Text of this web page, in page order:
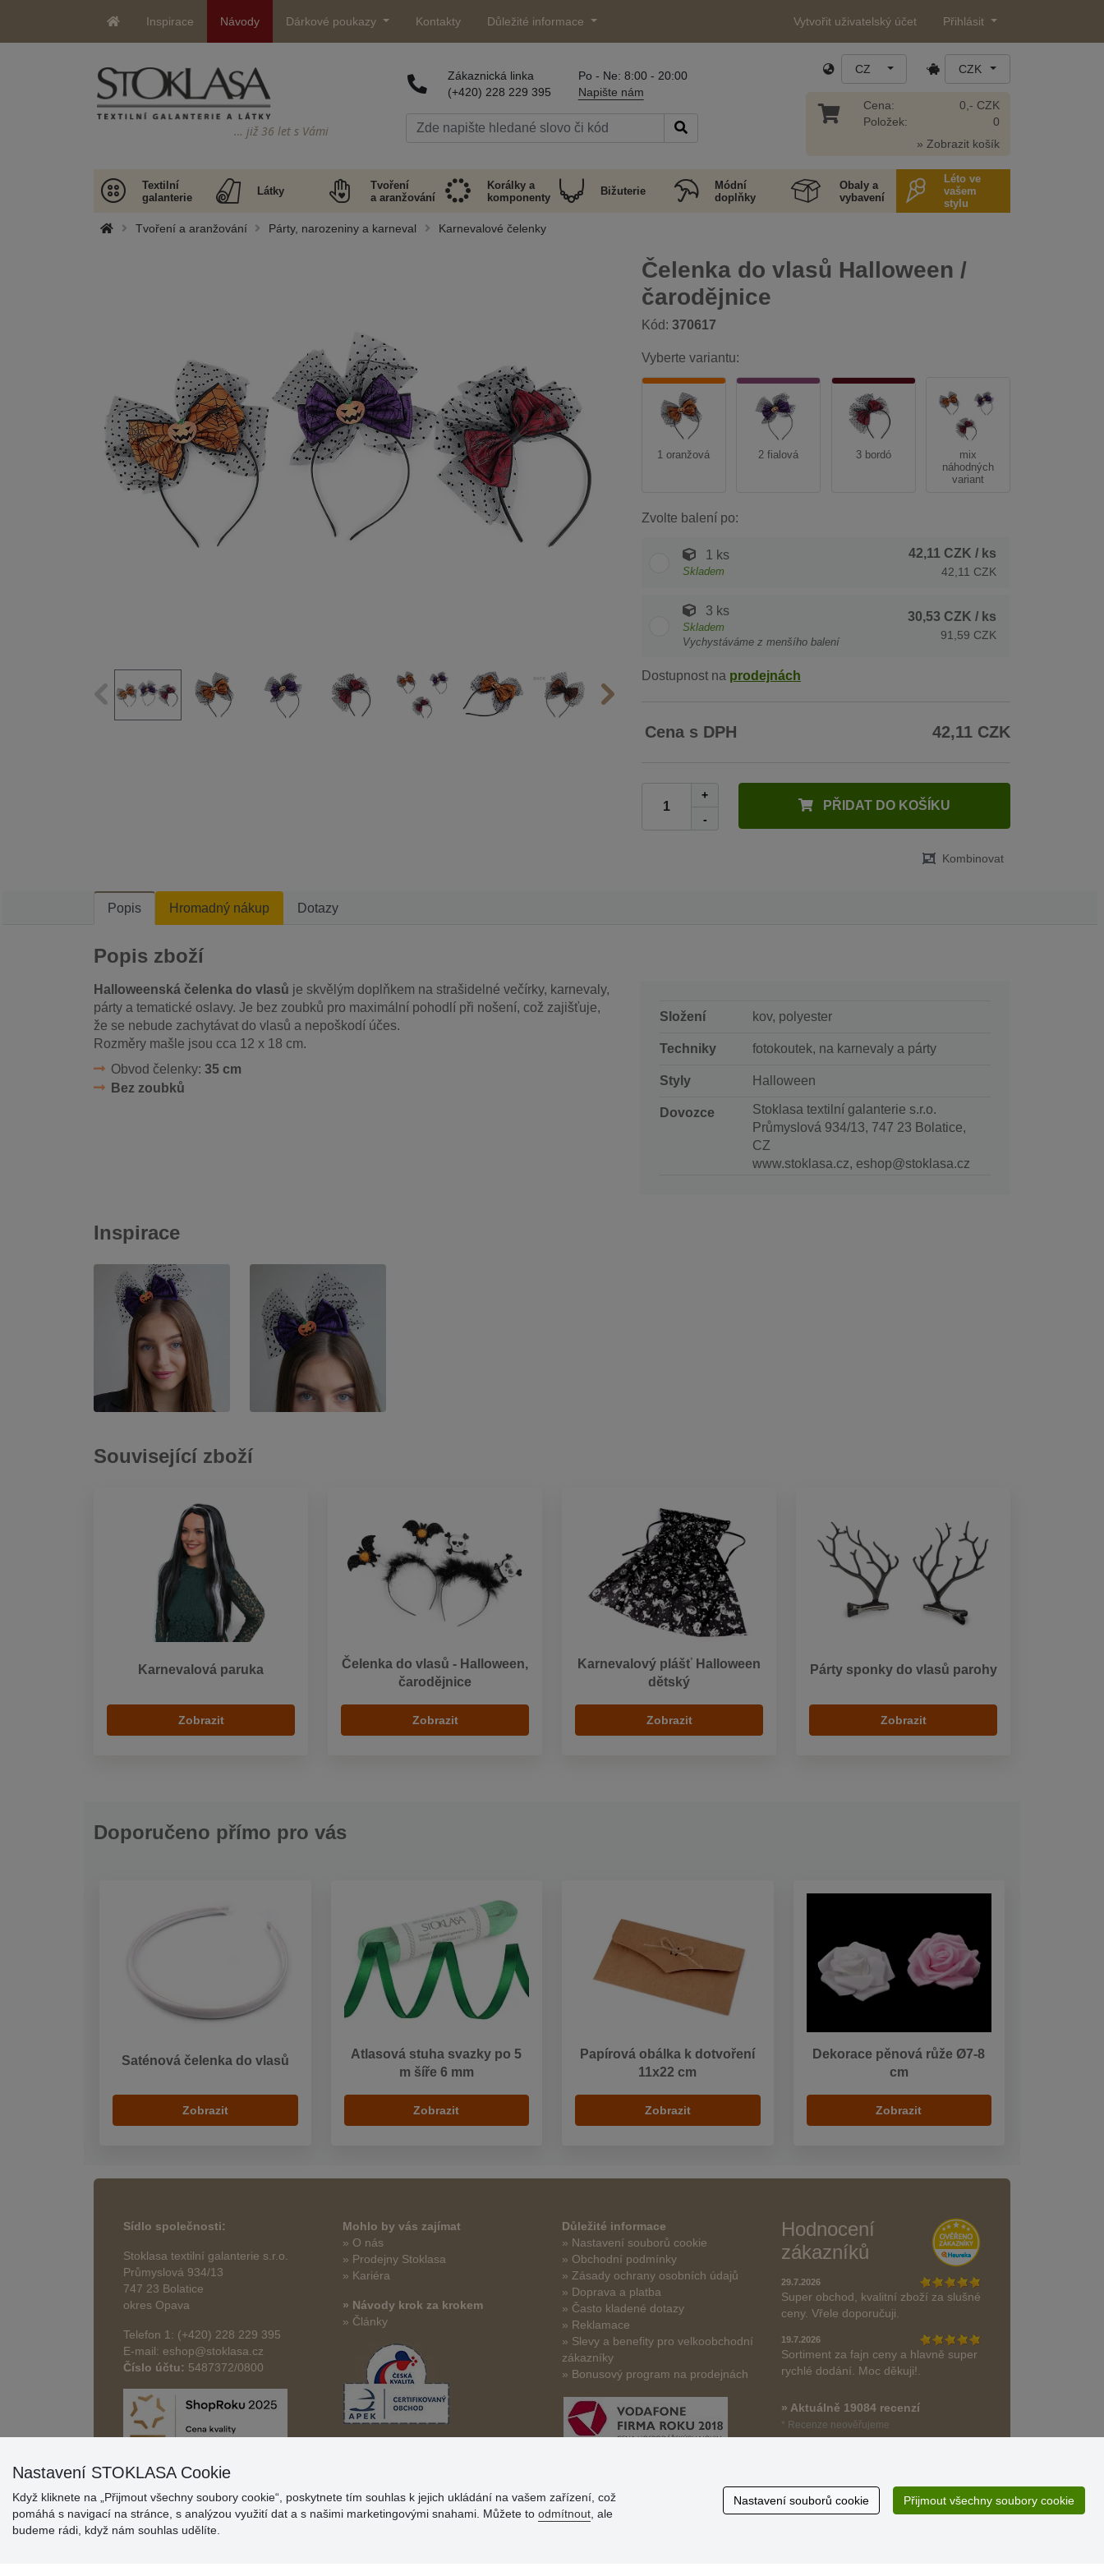
Inspirace Návody Dárkové poukazy Kontakty Důležité informace Vytvořit uživatelský účet Přihlásit
… již 36 let s Vámi
Zákaznická linka
(+420) 228 229 395
Po - Ne: 8:00 - 20:00
Napište nám
CZ CZK
Cena:
Položek:
0,- CZK
0
» Zobrazit košík
Textilní
galanterie
Látky
Tvoření
a aranžování
Korálky a
komponenty
Bižuterie
Módní
doplňky
Obaly a
vybavení
Léto ve
vašem
stylu
Tvoření a aranžování Párty, narozeniny a karneval Karnevalové čelenky
Čelenka do vlasů Halloween /
čarodějnice
Kód: 370617
Vyberte variantu:
1 oranžová 2 fialová 3 bordó
mix
náhodných
variant
Zvolte balení po:
1 ks
Skladem
42,11 CZK / ks
42,11 CZK
3 ks
Skladem
Vychystáváme z menšího balení
30,53 CZK / ks
91,59 CZK
Dostupnost na prodejnách
Cena s DPH 42,11 CZK
+
-
PŘIDAT DO KOŠÍKU
Kombinovat
Popis Hromadný nákup Dotazy
Popis zboží
Halloweenská čelenka do vlasů je skvělým doplňkem na strašidelné večírky, karnevaly,
párty a tematické oslavy. Je bez zoubků pro maximální pohodlí při nošení, což zajišťuje,
že se nebude zachytávat do vlasů a nepoškodí účes.
Rozměry mašle jsou cca 12 x 18 cm.
Obvod čelenky: 35 cm
Bez zoubků
Složení kov, polyester
Techniky fotokoutek, na karnevaly a párty
Styly Halloween
Dovozce
Stoklasa textilní galanterie s.r.o.
Průmyslová 934/13, 747 23 Bolatice,
CZ
www.stoklasa.cz, eshop@stoklasa.cz
Inspirace
Související zboží
Karnevalová paruka
Zobrazit
Čelenka do vlasů - Halloween,
čarodějnice
Zobrazit
Karnevalový plášť Halloween
dětský
Zobrazit
Párty sponky do vlasů parohy
Zobrazit
Doporučeno přímo pro vás
Saténová čelenka do vlasů
Zobrazit
Atlasová stuha svazky po 5
m šíře 6 mm
Zobrazit
Papírová obálka k dotvoření
11x22 cm
Zobrazit
Dekorace pěnová růže Ø7-8
cm
Zobrazit
Sídlo společnosti:
Stoklasa textilní galanterie s.r.o.
Průmyslová 934/13
747 23 Bolatice
okres Opava
Telefon 1: (+420) 228 229 395
E-mail: eshop@stoklasa.cz
Číslo účtu: 5487372/0800
Mohlo by vás zajímat
» O nás
» Prodejny Stoklasa
» Kariéra
» Návody krok za krokem
» Články
Důležité informace
» Nastavení souborů cookie
» Obchodní podmínky
» Zásady ochrany osobních údajů
» Doprava a platba
» Často kladené dotazy
» Reklamace
» Slevy a benefity pro velkoobchodní
zákazníky
» Bonusový program na prodejnách
Hodnocení
zákazníků
29.7.2026
Super obchod, kvalitní zboží za slušné
ceny. Vřele doporučuji.
19.7.2026
Sortiment za fajn ceny a hlavně super
rychlé dodání. Moc děkuji!.
» Aktuálně 19084 recenzí
* Recenze neověřujeme
Nastavení STOKLASA Cookie
Když kliknete na „Přijmout všechny soubory cookie“, poskytnete tím souhlas k jejich ukládání na vašem zařízení, což
pomáhá s navigací na stránce, s analýzou využití dat a s našimi marketingovými snahami. Můžete to odmítnout , ale
budeme rádi, když nám souhlas udělíte.
Nastavení souborů cookie Přijmout všechny soubory cookie